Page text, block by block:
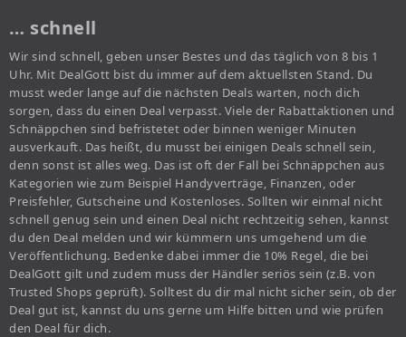
… schnell
Wir sind schnell, geben unser Bestes und das täglich von 8 bis 1
Uhr. Mit DealGott bist du immer auf dem aktuellsten Stand. Du
musst weder lange auf die nächsten Deals warten, noch dich
sorgen, dass du einen Deal verpasst. Viele der Rabattaktionen und
Schnäppchen sind befristetet oder binnen weniger Minuten
ausverkauft. Das heißt, du musst bei einigen Deals schnell sein,
denn sonst ist alles weg. Das ist oft der Fall bei Schnäppchen aus
Kategorien wie zum Beispiel Handyverträge, Finanzen, oder
Preisfehler, Gutscheine und Kostenloses. Sollten wir einmal nicht
schnell genug sein und einen Deal nicht rechtzeitig sehen, kannst
du den Deal melden und wir kümmern uns umgehend um die
Veröffentlichung. Bedenke dabei immer die 10% Regel, die bei
DealGott gilt und zudem muss der Händler seriös sein (z.B. von
Trusted Shops geprüft). Solltest du dir mal nicht sicher sein, ob der
Deal gut ist, kannst du uns gerne um Hilfe bitten und wie prüfen
den Deal für dich.